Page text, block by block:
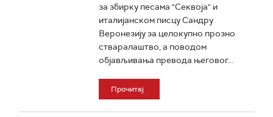
за збирку песама "Секвоја" и
италијанском писцу Сандру
Веронезију за целокупно прозно
стваралаштво, а поводом
објављивања превода његовог...
Прочитај